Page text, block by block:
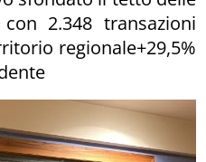
2.348 transazioni
regionale+29,5%